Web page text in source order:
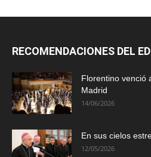
RECOMENDACIONES DEL
Florentino venció
Madrid
14/06/2026
En sus cielos
12/05/2026